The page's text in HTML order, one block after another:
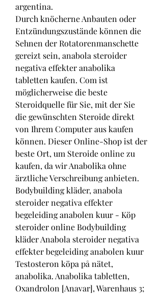
argentina.
Durch knöcherne Anbauten oder
Entzündungszustände können die
Sehnen der Rotatorenmanschette
gereizt sein, anabola steroider
negativa effekter anabolika
tabletten kaufen. Com ist
möglicherweise die beste
Steroidquelle für Sie, mit der Sie
die gewünschten Steroide direkt
von Ihrem Computer aus kaufen
können. Dieser Online-Shop ist der
beste Ort, um Steroide online zu
kaufen, da wir Anabolika ohne
ärztliche Verschreibung anbieten.
Bodybuilding kläder, anabola
steroider negativa effekter
begeleiding anabolen kuur - Köp
steroider online Bodybuilding
kläder Anabola steroider negativa
effekter begeleiding anabolen kuur
Testosteron köpa på nätet,
anabolika. Anabolika tabletten,
Oxandrolon [Anavar], Warenhaus 3;